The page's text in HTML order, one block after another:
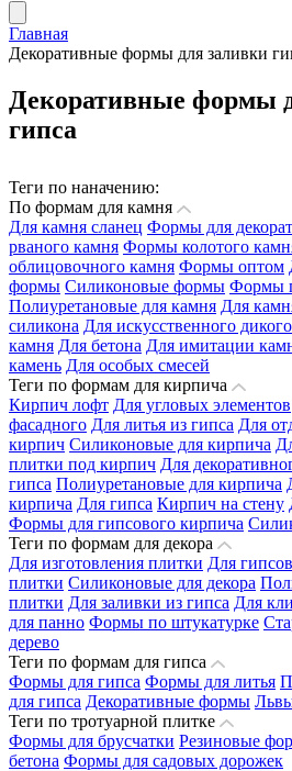
Главная
Декоративные формы для заливки
Декоративные формы
гипса
Теги по наначению:
По формам для камня
Для камня сланец Формы для
рваного камня Формы колотого
облицовочного камня Формы оптом
формы Силиконовые формы Формы
Полиуретановые для камня Для
силикона Для искусственного
камня Для бетона Для имитации
камень Для особых смесей
Теги по формам для кирпича
Кирпич лофт Для угловых элементов
фасадного Для литья из гипса Для
кирпич Силиконовые для кирпича
плитки под кирпич Для
гипса Полиуретановые для кирпича
кирпича Для гипса Кирпич на стену
Формы для гипсового кирпича
Теги по формам для декора
Для изготовления плитки Для
плитки Силиконовые для декора
плитки Для заливки из гипса Для
для панно Формы по штукатурке
дерево
Теги по формам для гипса
Формы для гипса Формы для литья
для гипса Декоративные формы
Теги по тротуарной плитке
Формы для брусчатки Резиновые
бетона Формы для садовых дорожек